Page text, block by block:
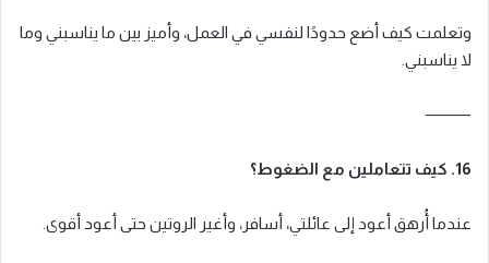
وتعلمت كيف أضع حدودًا لنفسي في العمل، وأميز بين ما يناسبني وما
لا يناسبني.
⸻
16. كيف تتعاملين مع الضغوط؟
عندما أُرهق أعود إلى عائلتي، أسافر، وأغير الروتين حتى أعود أقوى.